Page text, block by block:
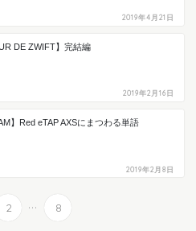
2019年4月21日
DE ZWIFT】完結編
2019年2月16日
】Red eTAP AXSにまつわる単語
2019年2月8日
2 ... 8